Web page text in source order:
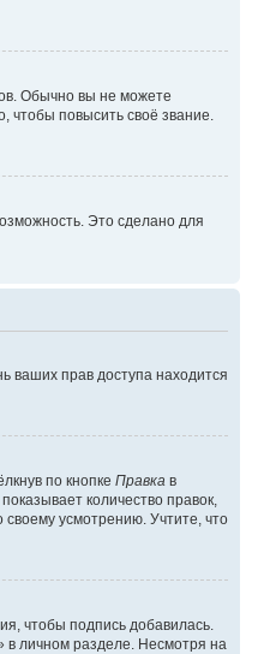
Обычно вы не можете
чтобы повысить своё звание.
Это сделано для
ваших прав доступа находится
по кнопке Правка в
количество правок,
усмотрению. Учтите, что
чтобы подпись добавилась.
в личном разделе. Несмотря на